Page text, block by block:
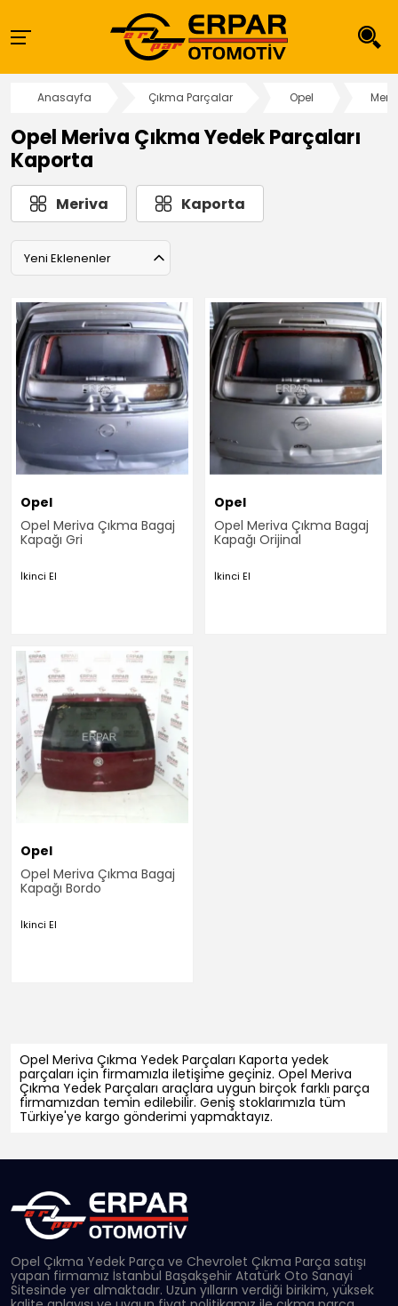
Anasayfa Çıkma Parçalar Opel
Opel Meriva Çıkma Yedek Parçaları
Kaporta
Meriva Kaporta
Yeni Eklenenler
Opel
Opel Meriva Çıkma Bagaj
Kapağı Gri
İkinci El
Opel
Opel Meriva Çıkma Bagaj
Kapağı Orijinal
İkinci El
Opel
Opel Meriva Çıkma Bagaj
Kapağı Bordo
İkinci El
Opel Meriva Çıkma Yedek Parçaları Kaporta yedek
parçaları için firmamızla iletişime geçiniz. Opel Meriva
Çıkma Yedek Parçaları araçlara uygun birçok farklı parça
firmamızdan temin edilebilir. Geniş stoklarımızla tüm
Türkiye'ye kargo gönderimi yapmaktayız.
Opel Çıkma Yedek Parça ve Chevrolet Çıkma Parça satışı
yapan firmamız İstanbul Başakşehir Atatürk Oto Sanayi
Sitesinde yer almaktadır. Uzun yılların verdiği birikim, yüksek